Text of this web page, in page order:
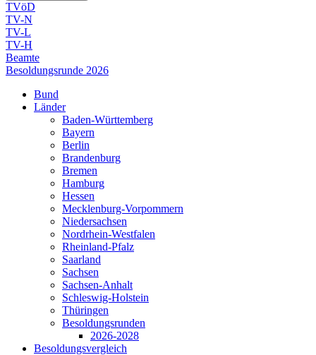
TVöD
TV-N
TV-L
TV-H
Beamte
Besoldungsrunde 2026
Bund
Länder
Baden-Württemberg
Bayern
Berlin
Brandenburg
Bremen
Hamburg
Hessen
Mecklenburg-Vorpommern
Niedersachsen
Nordrhein-Westfalen
Rheinland-Pfalz
Saarland
Sachsen
Sachsen-Anhalt
Schleswig-Holstein
Thüringen
Besoldungsrunden
2026-2028
Besoldungsvergleich